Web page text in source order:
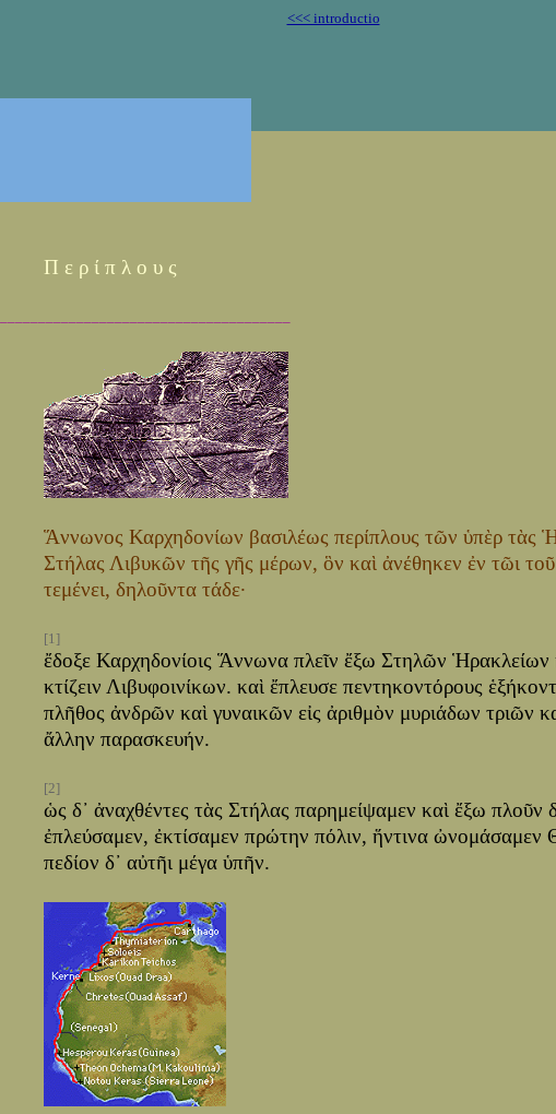
<<< introductio
Π ε ρ ί π λ ο υ ς
Ἅννωνος Καρχηδονίων βασιλέως περίπλους τῶν ὑπὲρ τὰς
Στήλας Λιβυκῶν τῆς γῆς μέρων, ὃν καὶ ἀνέθηκεν ἐν τῶι
τεμένει, δηλοῦντα τάδε·
[1]
ἔδοξε Καρχηδονίοις Ἅννωνα πλεῖν ἔξω Στηλῶν Ἡρακλείων
κτίζειν Λιβυφοινίκων. καὶ ἔπλευσε πεντηκοντόρους
πλῆθος ἀνδρῶν καὶ γυναικῶν εἰς ἀριθμὸν μυριάδων τριῶν
ἄλλην παρασκευήν.
[2]
ὡς δ᾽ ἀναχθέντες τὰς Στήλας παρημείψαμεν καὶ ἔξω πλοῦν
ἐπλεύσαμεν, ἐκτίσαμεν πρώτην πόλιν, ἥντινα ὠνομάσαμεν
πεδίον δ᾽ αὐτῆι μέγα ὑπῆν.